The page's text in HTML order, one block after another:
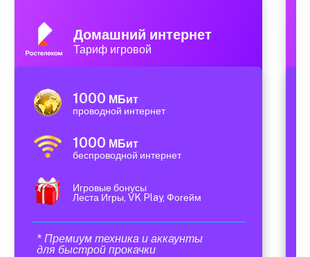
Домашний интернет
Тариф игровой
1000 МБит
проводной интернет
1000 МБит
беспроводной интернет
Игровые бонусы
Леста Игры, VK Play, Фогейм
* Премиум техника и аккаунты
для быстрой прокачки